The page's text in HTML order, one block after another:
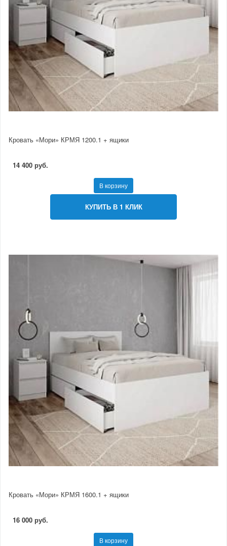
Кровать «Мори» КРМЯ 1200.1 + ящики
14 400 руб.
В корзину
КУПИТЬ В 1 КЛИК
Кровать «Мори» КРМЯ 1600.1 + ящики
16 000 руб.
В корзину